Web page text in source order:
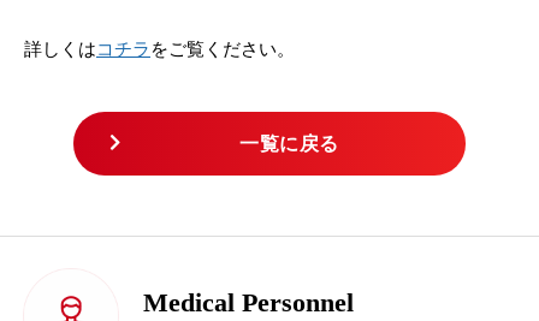
詳しくはコチラ をご覧ください。
一覧に戻る
Medical Personnel